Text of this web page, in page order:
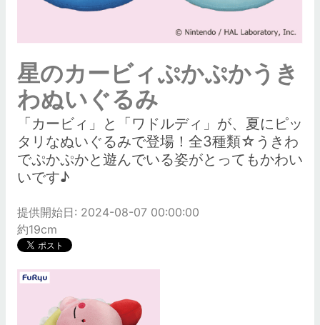
星のカービィぷかぷかうき
わぬいぐるみ
「カービィ」と「ワドルディ」が、夏にピッ
タリなぬいぐるみで登場！全3種類☆うきわ
でぷかぷかと遊んでいる姿がとってもかわい
いです♪
提供開始日: 2024-08-07 00:00:00
約19cm